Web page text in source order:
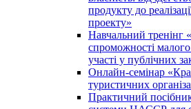
продукту до
проекту»
Навчальний тренінг
спроможності малого
участі у публічних
Онлайн-семінар
туристичних
Практичний